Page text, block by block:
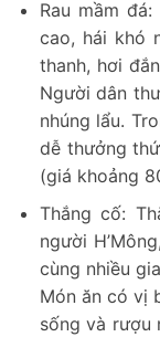
Rau mầm
cao, hái khó
thanh, hơi
Người dân
nhúng lẩu.
dễ thưởng
(giá khoảng
Thắng cố:
người
cùng nhiều
Món ăn có vị
sống và rượu